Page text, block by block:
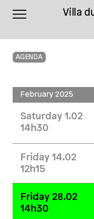
Villa
AGENDA
February 2025
Saturday 1.02
14h30
Friday 14.02
12h15
Friday 28.02
14h30